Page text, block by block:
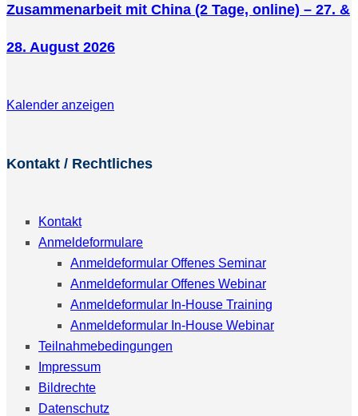
Zusammenarbeit mit China (2 Tage, online) – 27. &
28. August 2026
Kalender anzeigen
Kontakt / Rechtliches
Kontakt
Anmeldeformulare
Anmeldeformular Offenes Seminar
Anmeldeformular Offenes Webinar
Anmeldeformular In-House Training
Anmeldeformular In-House Webinar
Teilnahmebedingungen
Impressum
Bildrechte
Datenschutz